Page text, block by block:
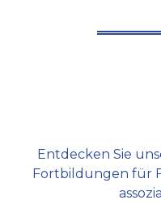
Entdecken Sie
Fortbildungen für